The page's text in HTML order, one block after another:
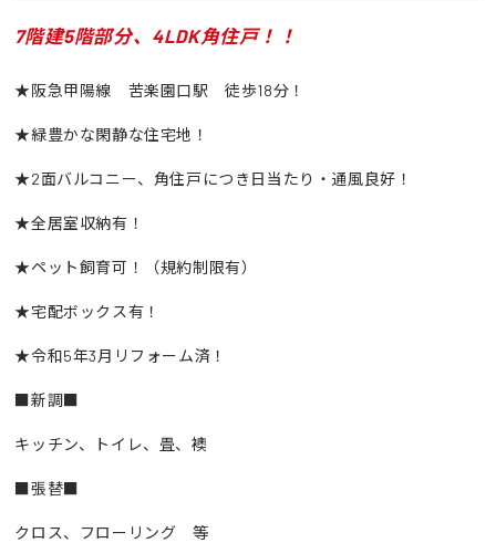
7階建5階部分、4LDK角住戸！！
★阪急甲陽線 苦楽園口駅 徒歩18分！
★緑豊かな閑静な住宅地！
★2面バルコニー、角住戸につき日当たり・通風良好！
★全居室収納有！
★ペット飼育可！（規約制限有）
★宅配ボックス有！
★令和5年3月リフォーム済！
■新調■
キッチン、トイレ、畳、襖
■張替■
クロス、フローリング 等